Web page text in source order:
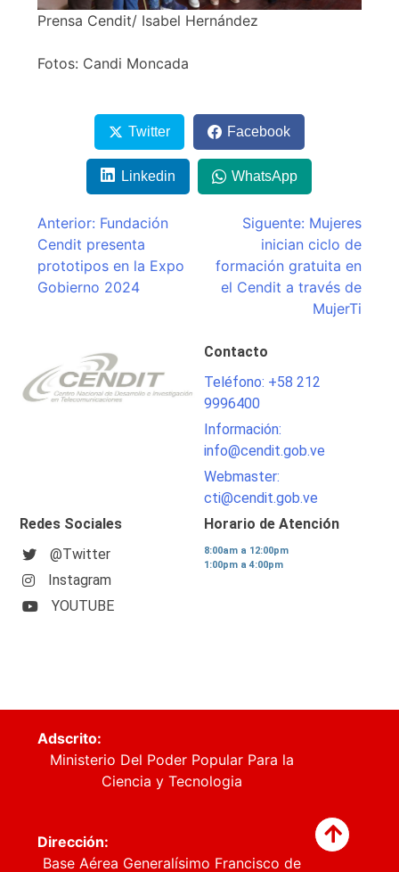
Prensa Cendit/ Isabel Hernández
Fotos: Candi Moncada
Twitter Facebook
Linkedin WhatsApp
Navegación
de
entradas
Anterior: Fundación
Cendit presenta
prototipos en la Expo
Gobierno 2024
Siguente: Mujeres
inician ciclo de
formación gratuita en
el Cendit a través de
MujerTi
Contacto
Teléfono: +58 212
9996400
Información:
info@cendit.gob.ve
Webmaster:
cti@cendit.gob.ve
Redes Sociales
@Twitter
Instagram
YOUTUBE
Horario de Atención
8:00am a 12:00pm
1:00pm a 4:00pm
Adscrito:
Ministerio Del Poder Popular Para la
Ciencia y Tecnologia
Dirección:
Base Aérea Generalísimo Francisco de